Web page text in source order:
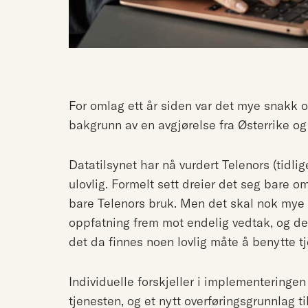
For omlag ett år siden var det mye snakk
bakgrunn av en avgjørelse fra Østerrike
Datatilsynet har nå vurdert Telenors
ulovlig. Formelt sett dreier det seg bare
bare Telenors bruk. Men det skal nok
oppfatning frem mot endelig vedtak, og
det da finnes noen lovlig måte å benytte
Individuelle forskjeller i
tjenesten, og et nytt overføringsgrunnlag